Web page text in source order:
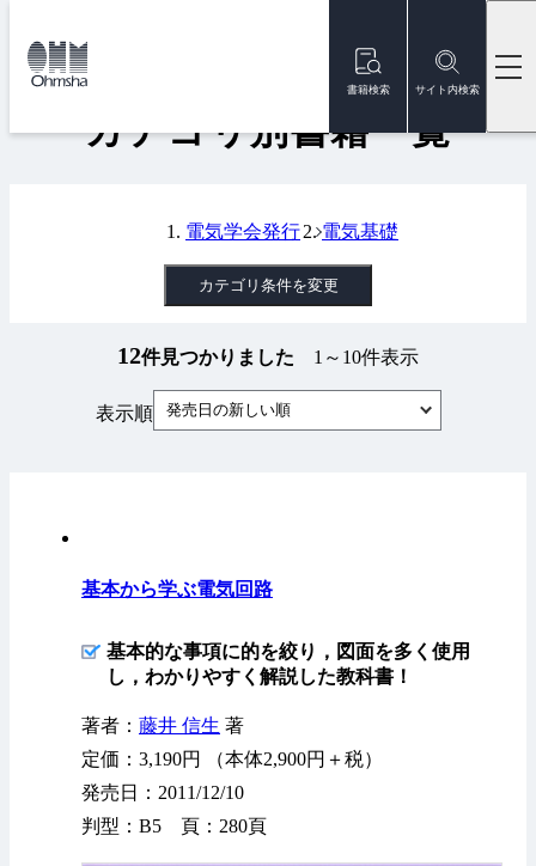
書籍検索 サイト内検索
トップ
カテゴリ別書籍一覧
電気学会発行 電気基礎
カテゴリ条件を変更
12件見つかりました 1～10件表示
表示順 発売日の新しい順
基本から学ぶ電気回路
基本的な事項に的を絞り，図面を多く使用
し，わかりやすく解説した教科書！
著者： 藤井 信生 著
定価：3,190円 （本体2,900円＋税）
発売日：2011/12/10
判型：B5 頁：280頁